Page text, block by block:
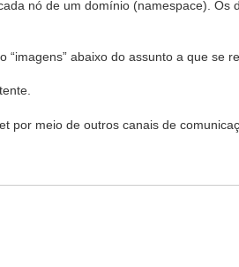
nó de um domínio (namespace).
abaixo do assunto a que se
por meio de outros canais de